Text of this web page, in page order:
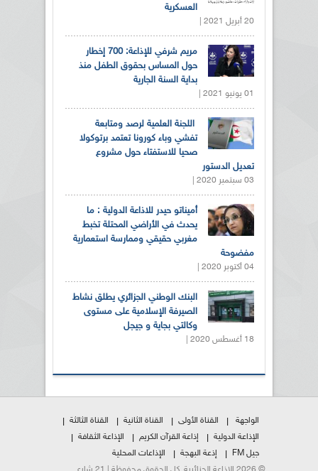
العسكرية
20 أبريل 2021 |
مريم شرفي للإذاعة: 700 إخطار
حول المساس بحقوق الطفل منذ
بداية السنة الجارية
01 يونيو 2021 |
اللجنة العلمية لرصد ومتابعة
تفشي وباء كورونا تعتمد برتوكولا
صحيا للاستفتاء حول مشروع
تعديل الدستور
03 سبتمبر 2020 |
أميناتو حيدر للاذاعة الدولية : ما
يحدث في الأراضي المحتلة تخبط
مغربي حقيقي وممارسة استعمارية
مفضوحة
04 أكتوبر 2020 |
البنك الوطني الجزائري يطلق نشاط
الصيرفة الإسلامية على مستوى
وكالتي بجاية و جيجل
18 أغسطس 2020 |
الواجهة القناة الأولى القناة الثانية
القناة الثالثة
الإذاعة الدولية
إذاعة القرآن الكريم
الإذاعة الثقافة
جيل FM
إذعة البهجة
الإذاعات المحلية